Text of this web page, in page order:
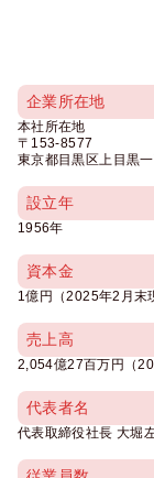
企業所在地
本社所在地
〒153-8577
東京都目黒区上目黒
設立年
1956年
資本金
1億円（2025年2月末
売上高
2,054億27百万円（
代表者名
代表取締役社長 大堀